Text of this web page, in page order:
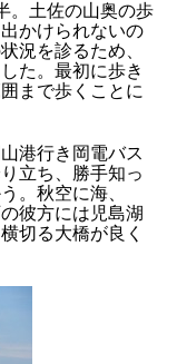
。土佐の山奥の歩
かけられないの
況を診るため、
た。最初に歩き
まで歩くことに
港行き岡電バス
立ち、勝手知っ
。秋空に海、
彼方には児島湖
切る大橋が良く